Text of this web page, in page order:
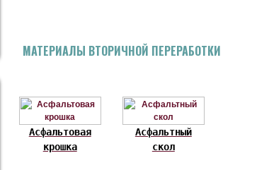
МАТЕРИАЛЫ ВТОРИЧНОЙ ПЕРЕРАБОТКИ
Асфальтовая
крошка
Асфальтный
скол